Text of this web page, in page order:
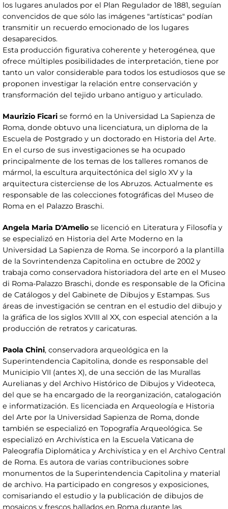
los lugares anulados por el Plan Regulador de 1881, seguían
convencidos de que sólo las imágenes "artísticas" podían
transmitir un recuerdo emocionado de los lugares
desaparecidos.
Esta producción figurativa coherente y heterogénea, que
ofrece múltiples posibilidades de interpretación, tiene por
tanto un valor considerable para todos los estudiosos que se
proponen investigar la relación entre conservación y
transformación del tejido urbano antiguo y articulado.
Maurizio Ficari se formó en la Universidad La Sapienza de
Roma, donde obtuvo una licenciatura, un diploma de la
Escuela de Postgrado y un doctorado en Historia del Arte.
En el curso de sus investigaciones se ha ocupado
principalmente de los temas de los talleres romanos de
mármol, la escultura arquitectónica del siglo XV y la
arquitectura cisterciense de los Abruzos. Actualmente es
responsable de las colecciones fotográficas del Museo de
Roma en el Palazzo Braschi.
Angela Maria D'Amelio se licenció en Literatura y Filosofía y
se especializó en Historia del Arte Moderno en la
Universidad La Sapienza de Roma. Se incorporó a la plantilla
de la Sovrintendenza Capitolina en octubre de 2002 y
trabaja como conservadora historiadora del arte en el Museo
di Roma-Palazzo Braschi, donde es responsable de la Oficina
de Catálogos y del Gabinete de Dibujos y Estampas. Sus
áreas de investigación se centran en el estudio del dibujo y
la gráfica de los siglos XVIII al XX, con especial atención a la
producción de retratos y caricaturas.
Paola Chini, conservadora arqueológica en la
Superintendencia Capitolina, donde es responsable del
Municipio VII (antes X), de una sección de las Murallas
Aurelianas y del Archivo Histórico de Dibujos y Videoteca,
del que se ha encargado de la reorganización, catalogación
e informatización. Es licenciada en Arqueología e Historia
del Arte por la Universidad Sapienza de Roma, donde
también se especializó en Topografía Arqueológica. Se
especializó en Archivística en la Escuela Vaticana de
Paleografía Diplomática y Archivística y en el Archivo Central
de Roma. Es autora de varias contribuciones sobre
monumentos de la Superintendencia Capitolina y material
de archivo. Ha participado en congresos y exposiciones,
comisariando el estudio y la publicación de dibujos de